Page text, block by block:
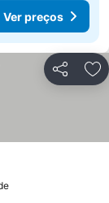
Ver preços
Partilhar